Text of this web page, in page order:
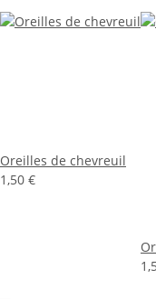
Oreilles de chevreuil
1,50 €